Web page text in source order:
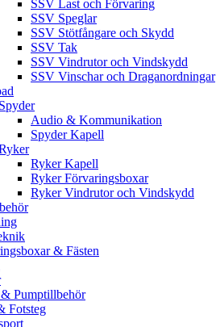
SSV Last och Förvaring
SSV Speglar
SSV Stötfångare och Skydd
SSV Tak
SSV Vindrutor och Vindskydd
SSV Vinschar och Draganordningar
Spyder
Audio & Kommunikation
Spyder Kapell
Ryker Kapell
Ryker Förvaringsboxar
Ryker Vindrutor och Vindskydd
& Fästen
Pumptillbehör
Fotsteg